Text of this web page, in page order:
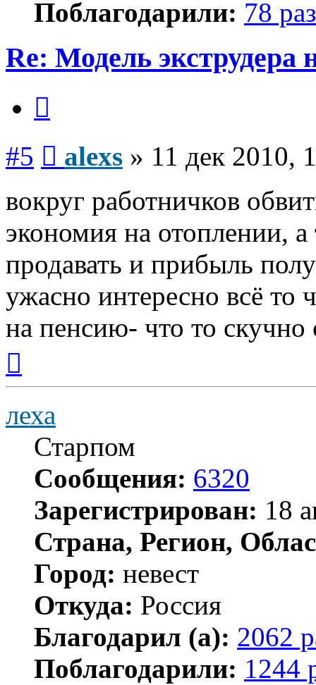
Поблагодарили: 78 раз
Re: Модель экструдера
#5 alexs » 11 дек 2010,
вокруг работничков
экономия на отоплении,
продавать и прибыль
ужасно интересно всё то
на пенсию- что то скучно
началу
леха
Старпом
Сообщения: 6320
Зарегистрирован: 18
Страна, Регион,
Город: невест
Откуда: Россия
Благодарил (а): 2062
Поблагодарили: 1244